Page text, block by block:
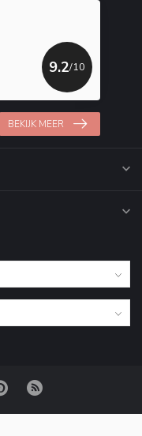
9.2/10
BEKIJK MEER